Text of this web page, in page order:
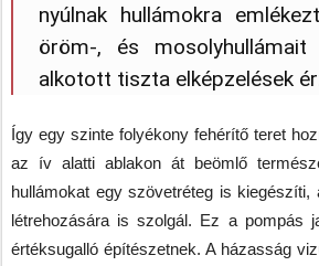
nyúlnak hullámokra
öröm-, és
alkotott tiszta elképzelések
Így egy szinte folyékony fehérítő teret
az ív alatti ablakon át beömlő
hullámokat egy szövetréteg is
létrehozására is szolgál. Ez a pompás
értéksugalló építészetnek. A házasság